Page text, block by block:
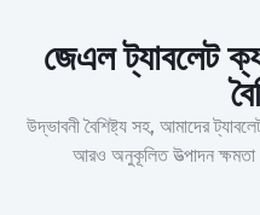
জেএল ট্যাবলেট
উদ্ভাবনী বৈশিষ্ট্য সহ, আমাদের
আরও অনুকূলিত উত্পাদন